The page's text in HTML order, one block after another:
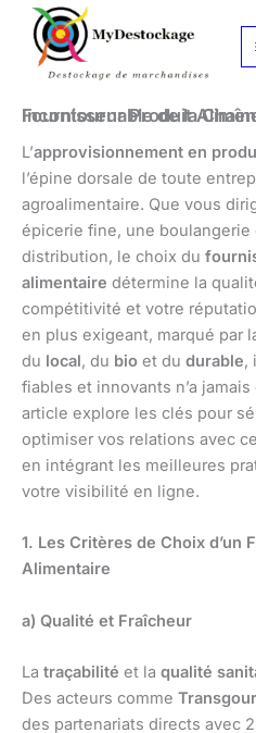
Aller
contenu
Fournisseur Produit Alimentaire : Pilier
L’approvisionnement en
l’épine dorsale de toute
agroalimentaire. Que vous
épicerie fine, une boulangerie
distribution, le choix du
alimentaire détermine la
compétitivité et votre
en plus exigeant, marqué par
du local, du bio et du durable,
fiables et innovants n’a
article explore les clés pour
optimiser vos relations avec
en intégrant les meilleures
votre visibilité en ligne.
1. Les Critères de Choix d’un
Alimentaire
a) Qualité et Fraîcheur
La traçabilité et la qualité
Des acteurs comme
des partenariats directs avec